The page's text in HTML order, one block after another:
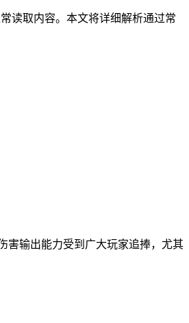
读取内容。本文将详细解析通过常
害输出能力受到广大玩家追捧，尤其